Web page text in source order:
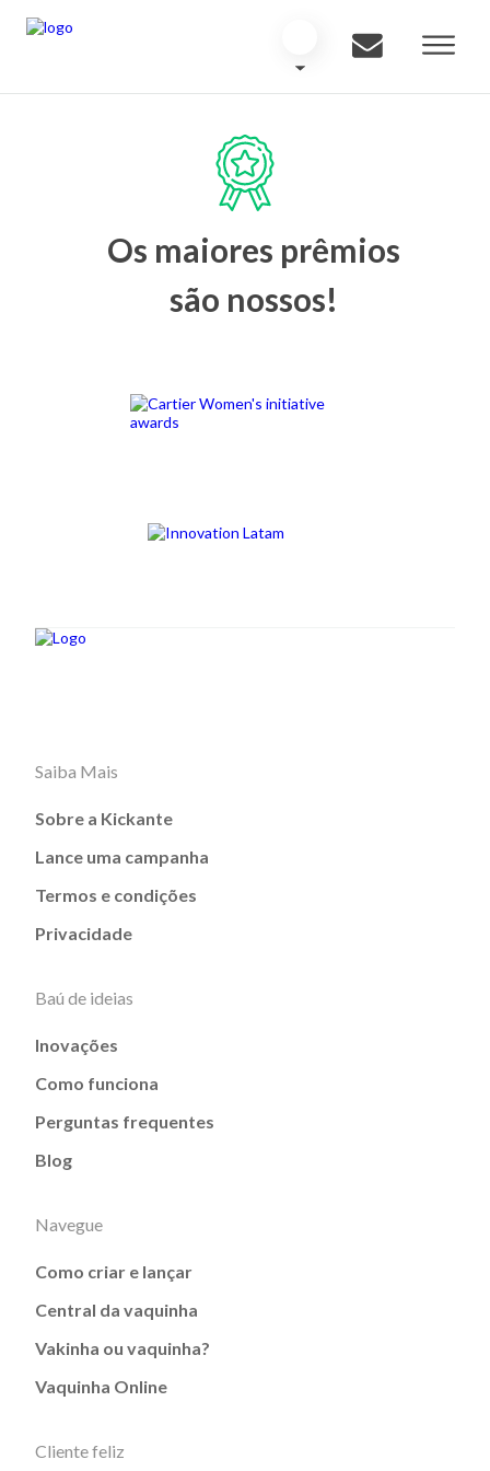
Os maiores prêmios
são nossos!
Saiba Mais
Sobre a Kickante
Lance uma campanha
Termos e condições
Privacidade
Baú de ideias
Inovações
Como funciona
Perguntas frequentes
Blog
Navegue
Como criar e lançar
Central da vaquinha
Vakinha ou vaquinha?
Vaquinha Online
Cliente feliz